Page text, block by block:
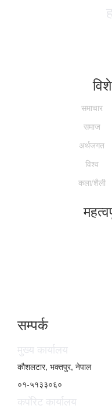
समाचार
समाज
अर्थजगत
विश्व
कला/शैली
सम्पर्क
मुख्य कार्यालय
कौशलटार, भक्तपुर, नेपाल
०१-५१३३०६०
कर्पाेरेट कार्यालय